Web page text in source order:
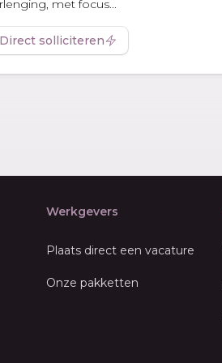
met focus...
Direct solliciteren
Werkgevers
Plaats direct een vacature
Onze pakketten